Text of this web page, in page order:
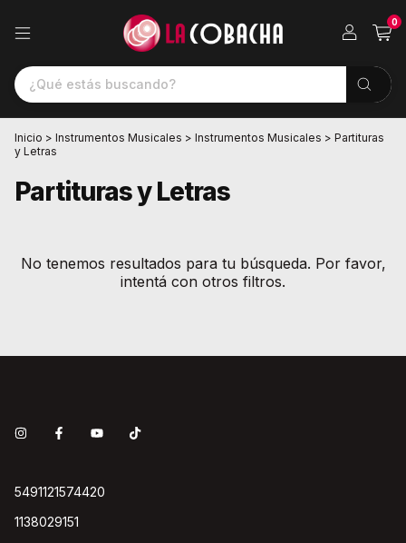
0
Inicio > Instrumentos Musicales > Instrumentos Musicales > Partituras
y Letras
Partituras y Letras
No tenemos resultados para tu búsqueda. Por favor,
intentá con otros filtros.
5491121574420
1138029151